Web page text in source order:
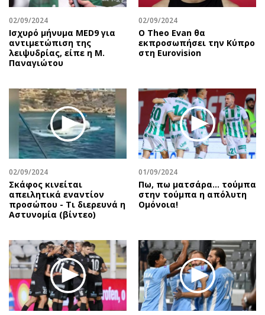
02/09/2024
Ισχυρό μήνυμα MED9 για
αντιμετώπιση της
λειψυδρίας, είπε η Μ.
Παναγιώτου
02/09/2024
Ο Theo Evan θα
εκπροσωπήσει την Κύπρο
στη Eurovision
02/09/2024
Σκάφος κινείται
απειλητικά εναντίον
προσώπου - Τι διερευνά η
Αστυνομία (βίντεο)
01/09/2024
Πω, πω ματσάρα... τούμπα
στην τούμπα η απόλυτη
Ομόνοια!